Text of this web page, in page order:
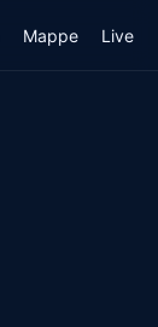
Mappe Live